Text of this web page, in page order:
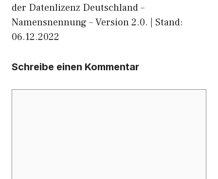
der Datenlizenz Deutschland –
Namensnennung – Version 2.0. | Stand:
06.12.2022
Schreibe einen Kommentar